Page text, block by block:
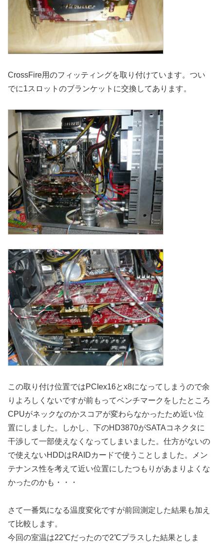
CrossFire用のフィッティングを取り付けています。つい
でに1スロットのブランケットに交換してあります。
この取り付け位置ではPCIex16とx8になってしまうので余
りよろしくないですが前もってベンチマークをしたところ
CPUがネックなのかスコアが変わらなかったため近い位
置にしました。しかし、下のHD3870がSATAコネクタに
干渉して一部使えなくなってしまいました。仕方がないの
で使えないHDDはRAIDカードで使うことしました。メン
テナンス性を考えて近い位置にしたつもりがあまりよくな
かったのかも・・・
さて一番気になる温度変化ですが前回測定した結果も加え
て比較します。
今回の室温は22℃だったので2℃プラスした結果としま